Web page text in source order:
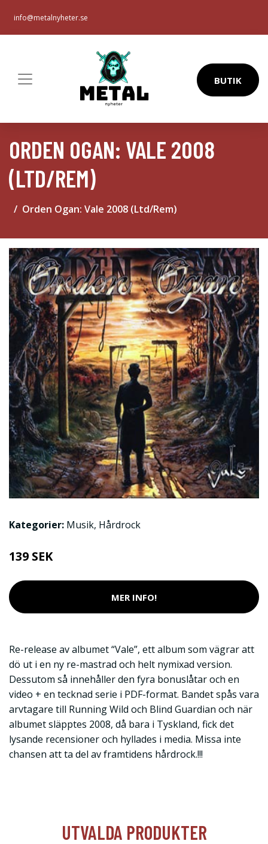
info@metalnyheter.se
BUTIK
ORDEN OGAN: VALE 2008
(LTD/REM)
Orden Ogan: Vale 2008 (Ltd/Rem)
Kategorier: Musik, Hårdrock
139 SEK
MER INFO!
Re-release av albumet “Vale”, ett album som vägrar att
dö ut i en ny re-mastrad och helt nymixad version.
Dessutom så innehåller den fyra bonuslåtar och en
video + en tecknad serie i PDF-format. Bandet spås vara
arvtagare till Running Wild och Blind Guardian och när
albumet släpptes 2008, då bara i Tyskland, fick det
lysande recensioner och hyllades i media. Missa inte
chansen att ta del av framtidens hårdrock.!!!
UTVALDA PRODUKTER